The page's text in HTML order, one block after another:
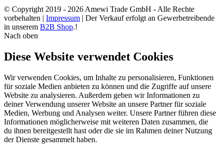
© Copyright 2019 - 2026 Amewi Trade GmbH - Alle Rechte
vorbehalten | Impressum | Der Verkauf erfolgt an Gewerbetreibende
in unserem B2B Shop.!
Nach oben
Diese Website verwendet Cookies
Wir verwenden Cookies, um Inhalte zu personalisieren, Funktionen
für soziale Medien anbieten zu können und die Zugriffe auf unsere
Website zu analysieren. Außerdem geben wir Informationen zu
deiner Verwendung unserer Website an unsere Partner für soziale
Medien, Werbung und Analysen weiter. Unsere Partner führen diese
Informationen möglicherweise mit weiteren Daten zusammen, die
du ihnen bereitgestellt hast oder die sie im Rahmen deiner Nutzung
der Dienste gesammelt haben.